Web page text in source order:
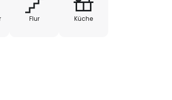
im Vordergrund stehen.
Flur Küche